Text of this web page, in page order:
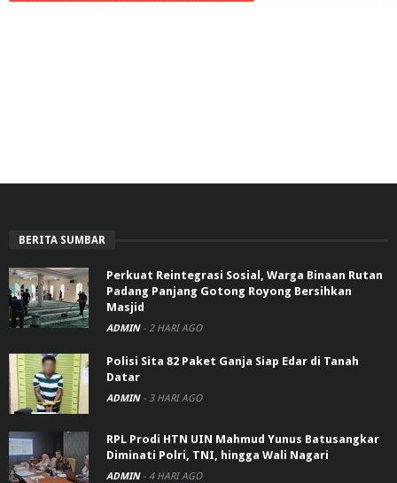
BERITA SUMBAR
Perkuat Reintegrasi Sosial, Warga Binaan Rutan
Padang Panjang Gotong Royong Bersihkan
Masjid
ADMIN - 2 HARI AGO
Polisi Sita 82 Paket Ganja Siap Edar di Tanah
Datar
ADMIN - 3 HARI AGO
RPL Prodi HTN UIN Mahmud Yunus Batusangkar
Diminati Polri, TNI, hingga Wali Nagari
ADMIN - 4 HARI AGO